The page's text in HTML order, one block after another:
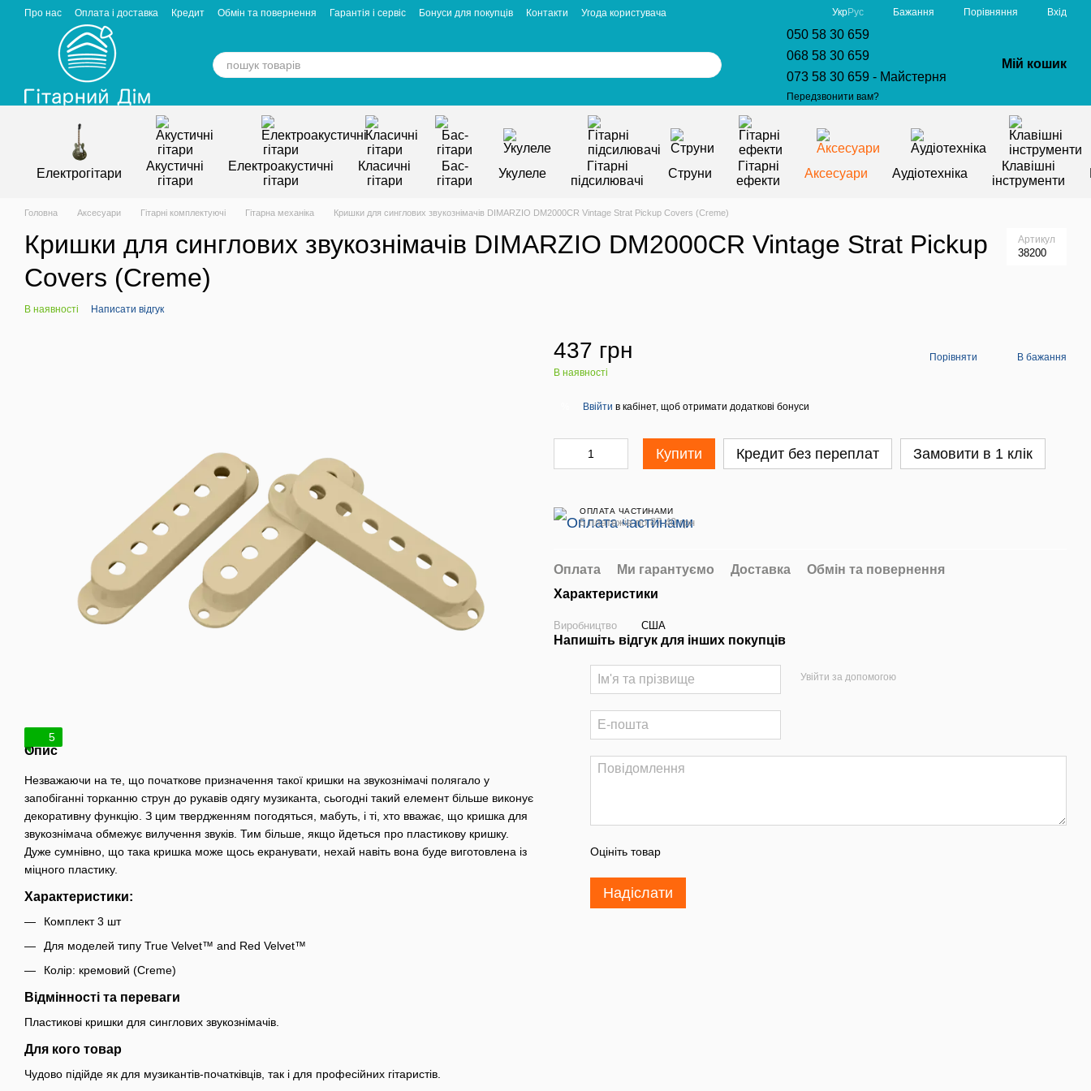
Перейти к основному контенту
Про нас Оплата і доставка Кредит Обмін та повернення Гарантія і сервіс Бонуси для покупців Контакти
Угода користувача
Відгуки про магазин
УкрРус Бажання Порівняння Вхід
050 58 30 659
068 58 30 659
073 58 30 659 - Майстерня
Передзвонити вам?
Мій кошик
Електрогітари
Акустичні
гітари
Електроакустичні
гітари
Класичні
гітари
Бас-
гітари
Укулеле
Гітарні
підсилювачі
Струни
Гітарні
ефекти
Аксесуари Аудіотехніка
Клавішні
інструменти
Головна Аксесуари Гітарні комплектуючі Гітарна механіка Кришки для синглових звукознімачів DIMARZIO DM2000CR Vintage Strat Pickup Covers (Creme)
Кришки для синглових звукознімачів DIMARZIO DM2000CR Vintage Strat Pickup
Covers (Creme)
Артикул
38200
В наявності Написати відгук
5
Опис
Незважаючи на те, що початкове призначення такої кришки на звукознімачі полягало у
запобіганні торканню струн до рукавів одягу музиканта, сьогодні такий елемент більше виконує
декоративну функцію. З цим твердженням погодяться, мабуть, і ті, хто вважає, що кришка для
звукознімача обмежує вилучення звуків. Тим більше, якщо йдеться про пластикову кришку.
Дуже сумнівно, що така кришка може щось екранувати, нехай навіть вона буде виготовлена із
міцного пластику.
Характеристики:
Комплект 3 шт
Для моделей типу True Velvet™ and Red Velvet™
Колір: кремовий (Creme)
Відмінності та переваги
Пластикові кришки для синглових звукознімачів.
Для кого товар
Чудово підійде як для музикантів-початківців, так і для професійних гітаристів.
437 грн
В наявності
Порівняти В бажання
Ввійти в кабінет, щоб отримати додаткові бонуси
Купити Кредит без переплат Замовити в 1 клік
ОПЛАТА ЧАСТИНАМИ
5 платежів по 87.40 грн
Оплата Ми гарантуємо Доставка
Обмін та повернення
Характеристики
Виробництво США
Напишіть відгук для інших покупців
Увійти за допомогою
Оцініть товар
Надіслати